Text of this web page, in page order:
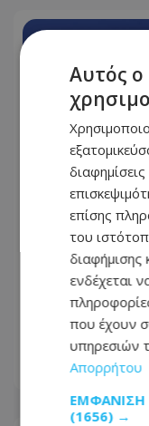
Λάρνακας:
έκρυβαν
οι
09.08.2026 - 16:15
Αυτός ο
επίσης
του
διαφήμισης
ενδέχεται
που έχουν
υπηρεσιών
Απορρήτου
(1656) →